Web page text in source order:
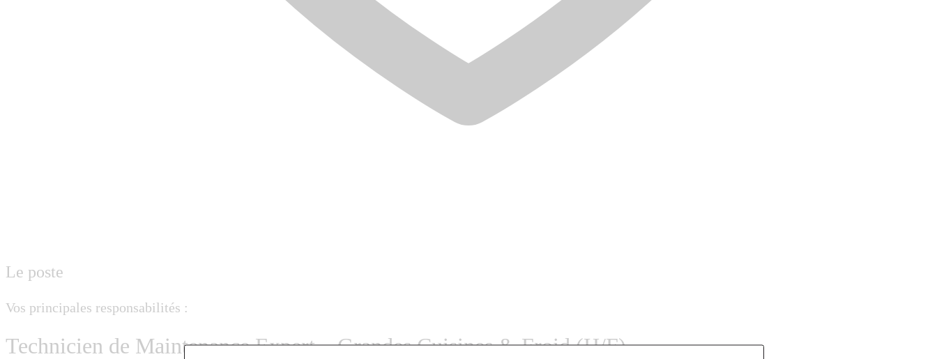
Le poste
Vos principales responsabilités :
Technicien de Maintenance Expert – Grandes Cuisines & Froid (H/F)